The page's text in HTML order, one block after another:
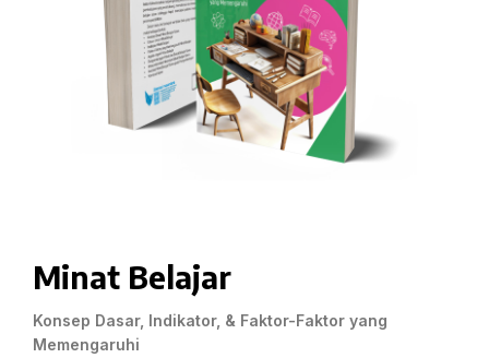
Minat Belajar
Konsep Dasar, Indikator, & Faktor-Faktor yang
Memengaruhi